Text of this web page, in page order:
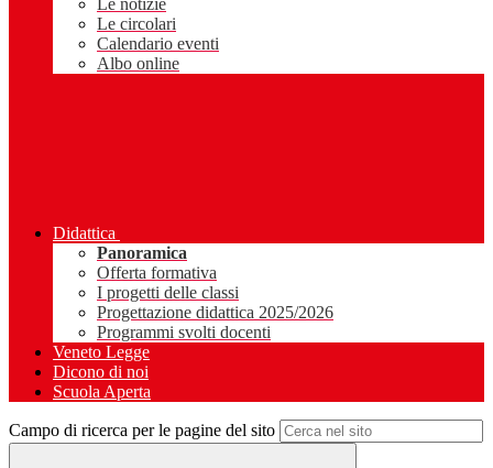
Le notizie
Le circolari
Calendario eventi
Albo online
Didattica
Panoramica
Offerta formativa
I progetti delle classi
Progettazione didattica 2025/2026
Programmi svolti docenti
Veneto Legge
Dicono di noi
Scuola Aperta
Campo di ricerca per le pagine del sito